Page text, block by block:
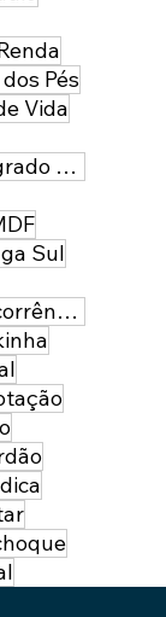
Pés
Vida
Seminário Internacional Integrado de Segurança Pública e Defesa
Sul
Termo Circunstanciado de Ocorrência